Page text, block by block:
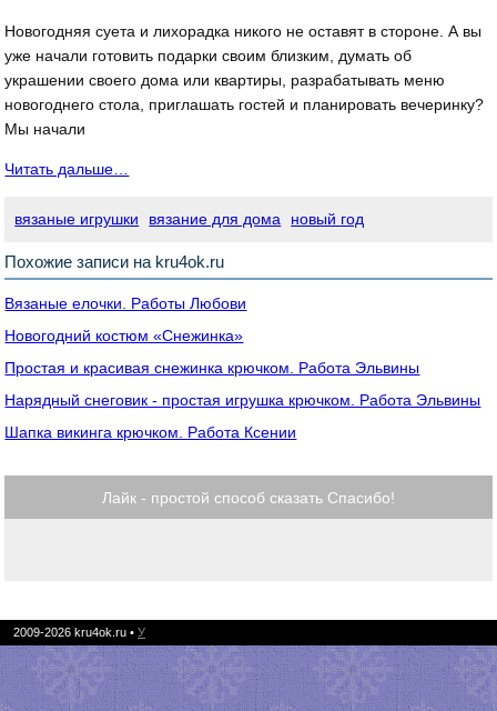
Новогодняя суета и лихорадка никого не оставят в стороне. А вы
уже начали готовить подарки своим близким, думать об
украшении своего дома или квартиры, разрабатывать меню
новогоднего стола, приглашать гостей и планировать вечеринку?
Мы начали
Читать дальше…
вязаные игрушки вязание для дома новый год
Похожие записи на kru4ok.ru
Вязаные елочки. Работы Любови
Новогодний костюм «Снежинка»
Простая и красивая снежинка крючком. Работа Эльвины
Нарядный снеговик - простая игрушка крючком. Работа Эльвины
Шапка викинга крючком. Работа Ксении
Лайк - простой способ сказать Спасибо!
2009-2026 kru4ok.ru • У